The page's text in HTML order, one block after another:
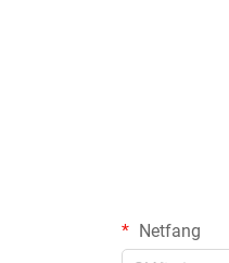
Netfang